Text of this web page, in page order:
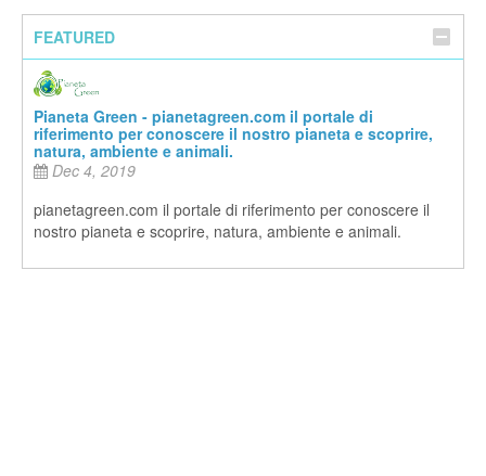
FEATURED
Pianeta Green - pianetagreen.com il portale di
riferimento per conoscere il nostro pianeta e scoprire,
natura, ambiente e animali.
Dec 4, 2019
pianetagreen.com il portale di riferimento per conoscere il
nostro pianeta e scoprire, natura, ambiente e animali.